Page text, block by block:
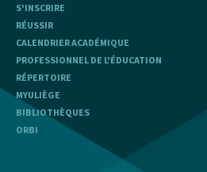
S'INSCRIRE
RÉUSSIR
CALENDRIER ACADÉMIQUE
PROFESSIONNEL DE L'ÉDUCATION
RÉPERTOIRE
MYULIÈGE
BIBLIOTHÈQUES
ORBI